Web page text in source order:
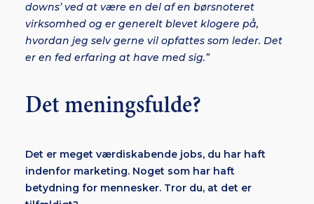
downs’ ved at være en del af en børsnoteret
virksomhed og er generelt blevet klogere på,
hvordan jeg selv gerne vil opfattes som leder. Det
er en fed erfaring at have med sig.”
Det meningsfulde?
Det er meget værdiskabende jobs, du har haft
indenfor marketing. Noget som har haft
betydning for mennesker. Tror du, at det er